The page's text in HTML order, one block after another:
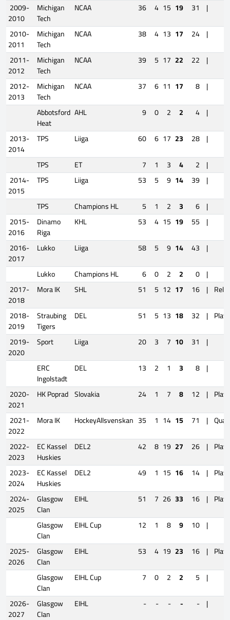
2009-
2010
Michigan
Tech
NCAA 36 4 15 19 31
|
2010-
2011
Michigan
Tech
NCAA 38 4 13 17 24 |
2011-
2012
Michigan
Tech
NCAA 39 5 17 22 22 |
2012-
2013
Michigan
Tech
NCAA 37 6 11 17 8 |
Abbotsford
Heat
AHL 9 0 2 2 4 |
2013-
2014
TPS Liiga 60 6 17 23 28 |
TPS
ET 7 1 3 4 2 |
2014-
2015
TPS Liiga 53 5 9 14 39 |
TPS
Champions HL 5 1 2 3 6 |
2015-
2016
Dinamo
Riga
KHL 53 4 15 19 55 |
2016-
2017
Lukko Liiga 58 5 9 14 43 |
Lukko
Champions HL 6 0 2 2 0 |
2017-
2018
Mora IK SHL 51 5 12 17 16 |
2018-
2019
Straubing
Tigers
DEL 51 5 13 18 32 |
2019-
2020
Sport Liiga 20 3 7 10 31
|
ERC
Ingolstadt
DEL 13 2 1 3 8 |
2020-
2021
HK Poprad Slovakia 24 1 7 8 12 |
2021-
2022
Mora IK HockeyAllsvenskan 35 1 14 15 71 |
2022-
2023
EC Kassel
Huskies
DEL2 42 8 19 27 26 |
2023-
2024
EC Kassel
Huskies
DEL2 49 1 15 16 14 |
2024-
2025
Glasgow
Clan
EIHL 51 7 26 33 16 |
Glasgow
Clan
EIHL Cup 12 1 8 9 10 |
2025-
2026
Glasgow
Clan
EIHL 53 4 19 23 16 |
Glasgow
Clan
EIHL Cup 7 0 2 2 5 |
2026-
2027
Glasgow
Clan
EIHL - - - - - |